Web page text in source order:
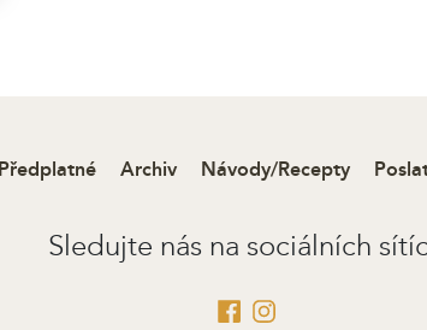
Předplatné Archiv Návody/Recepty
Sledujte nás na sociálních